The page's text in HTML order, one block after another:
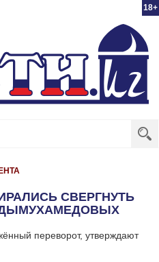
18+
СВЕРГНУТЬ
переворот, утверждают